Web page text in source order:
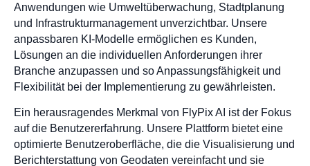
Anwendungen wie Umweltüberwachung, Stadtplanung
und Infrastrukturmanagement unverzichtbar. Unsere
anpassbaren KI-Modelle ermöglichen es Kunden,
Lösungen an die individuellen Anforderungen ihrer
Branche anzupassen und so Anpassungsfähigkeit und
Flexibilität bei der Implementierung zu gewährleisten.
Ein herausragendes Merkmal von FlyPix AI ist der Fokus
auf die Benutzererfahrung. Unsere Plattform bietet eine
optimierte Benutzeroberfläche, die die Visualisierung und
Berichterstattung von Geodaten vereinfacht und sie